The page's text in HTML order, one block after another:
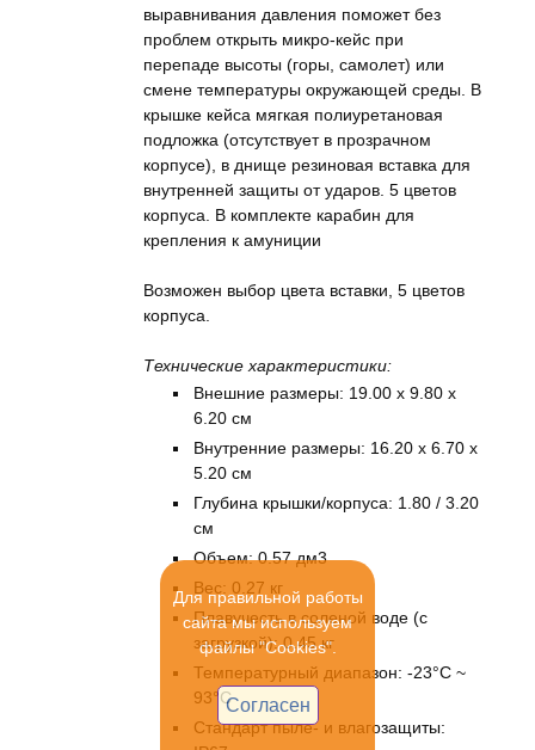
выравнивания давления поможет без
проблем открыть микро-кейс при
перепаде высоты (горы, самолет) или
смене температуры окружающей среды. В
крышке кейса мягкая полиуретановая
подложка (отсутствует в прозрачном
корпусе), в днище резиновая вставка для
внутренней защиты от ударов. 5 цветов
корпуса. В комплекте карабин для
крепления к амуниции
Возможен выбор цвета вставки, 5 цветов
корпуса.
Технические характеристики:
Внешние размеры: 19.00 x 9.80 x
6.20 см
Внутренние размеры: 16.20 x 6.70 x
5.20 см
Глубина крышки/корпуса: 1.80 / 3.20
см
Объем: 0.57 дм3
Вес: 0.27 кг
Плавучесть в соленой воде (с
загрузкой): 0.45 кг
Температурный диапазон: -23°C ~
93°C
Стандарт пыле- и влагозащиты:
Для правильной работы
сайта мы используем
файлы "Cookies".
Согласен